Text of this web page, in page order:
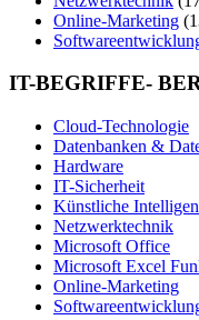
Online-Marketing
IT-BEGRIFFE-
Cloud-Technologie
Datenbanken &
Hardware
IT-Sicherheit
Künstliche
Netzwerktechnik
Microsoft Office
Microsoft Excel
Online-Marketing